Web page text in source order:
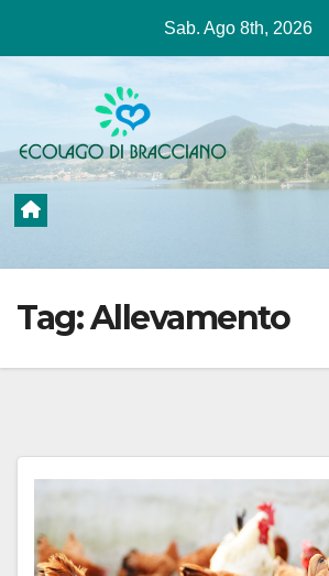
contenuto
Sab. Ago 8th, 2026
Tag:Allevamento